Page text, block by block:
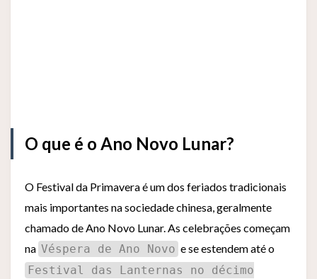
O que é o Ano Novo Lunar?
O Festival da Primavera é um dos feriados tradicionais
mais importantes na sociedade chinesa, geralmente
chamado de Ano Novo Lunar. As celebrações começam
na Véspera de Ano Novo e se estendem até o
Festival das Lanternas no décimo